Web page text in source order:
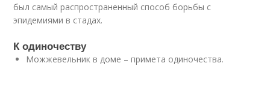
был самый распространенный способ борьбы с
эпидемиями в стадах.
К одиночеству
Можжевельник в доме – примета одиночества.